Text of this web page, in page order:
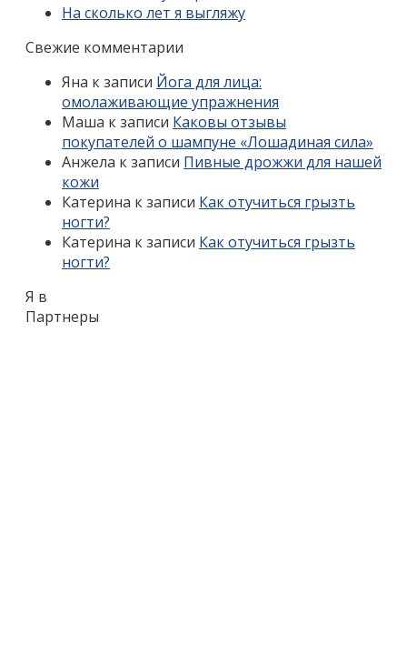
На сколько лет я выгляжу
Свежие комментарии
Яна к записи Йога для лица:
омолаживающие упражнения
Маша к записи Каковы отзывы
покупателей о шампуне «Лошадиная сила»
Анжела к записи Пивные дрожжи для нашей
кожи
Катерина к записи Как отучиться грызть
ногти?
Катерина к записи Как отучиться грызть
ногти?
Я в
Партнеры